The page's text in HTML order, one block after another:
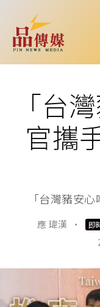
「台
官攜
「台灣豬安
應 瑋漢 · 即